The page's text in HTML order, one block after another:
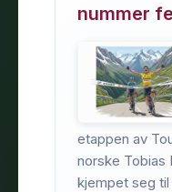
nummer
etappen av
norske Tobias
kjempet seg